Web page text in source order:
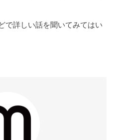
で詳しい話を聞いてみてはい